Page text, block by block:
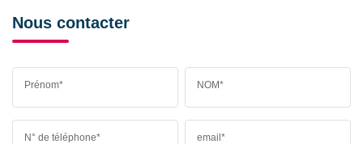
Nous contacter
Prénom* NOM*
N° de téléphone* email*